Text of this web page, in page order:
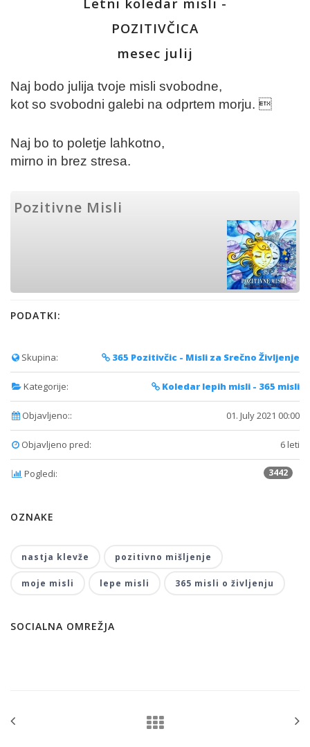
POZITIVČICA
mesec julij
Naj bodo julija tvoje misli svobodne,
kot so svobodni galebi na odprtem morju. 
Naj bo to poletje lahkotno,
mirno in brez stresa.
Pozitivne Misli
PODATKI:
Skupina: 365 Pozitivčic - Misli za Srečno Življenje
Kategorije: Koledar lepih misli - 365 misli
Objavljeno:: 01. July 2021 00:00
Objavljeno pred: 6 leti
Pogledi: 3442
OZNAKE
nastja klevže pozitivno mišljenje
moje misli lepe misli 365 misli o življenju
SOCIALNA OMREŽJA